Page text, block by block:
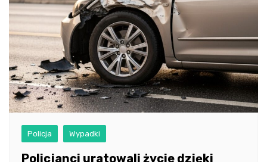
Policja Wypadki
Policjanci uratowali życie dzięki